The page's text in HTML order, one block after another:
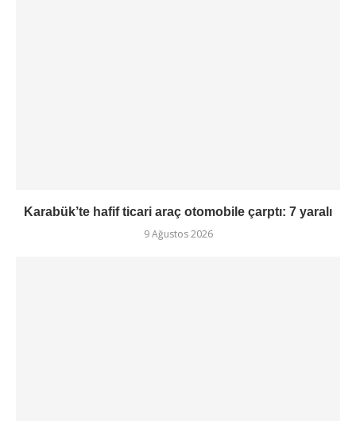
Karabük’te hafif ticari araç otomobile çarptı: 7 yaralı
9 Ağustos 2026